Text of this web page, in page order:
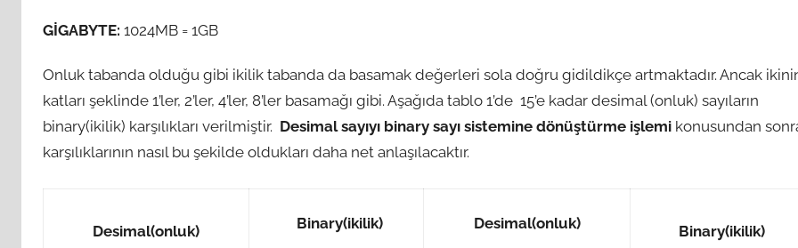
GİGABYTE: 1024MB = 1GB
Onluk tabanda olduğu gibi ikilik tabanda da basamak değerleri sola doğru gidildikçe artmaktadır. Ancak
katları şeklinde 1’ler, 2’ler, 4’ler, 8’ler basamağı gibi. Aşağıda tablo 1’de 15’e kadar desimal (onluk) sayıların
binary(ikilik) karşılıkları verilmiştir. Desimal sayıyı binary sayı sistemine dönüştürme işlemi konusundan
karşılıklarının nasıl bu şekilde oldukları daha net anlaşılacaktır.
Desimal(onluk) Binary(ikilik) Desimal(onluk) Binary(ikilik)